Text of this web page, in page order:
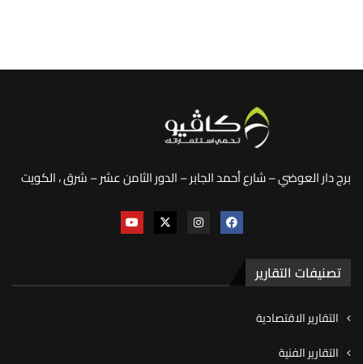
برج دار العوضي – شارع أحمد الجابر – الدور الثامن عشر – شرق ، الكويت
تصنيفات التقارير
التقارير الاقتصادية
التقارير الفنية